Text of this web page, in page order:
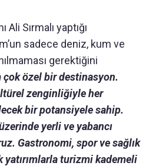
Sırmalı yaptığı
sadece deniz, kum ve
gerektiğini
çok özel bir destinasyon.
zenginliğiyle her
bir potansiyele sahip.
yerli ve yabancı
Gastronomi, spor ve sağlık
yatırımlarla turizmi kademeli